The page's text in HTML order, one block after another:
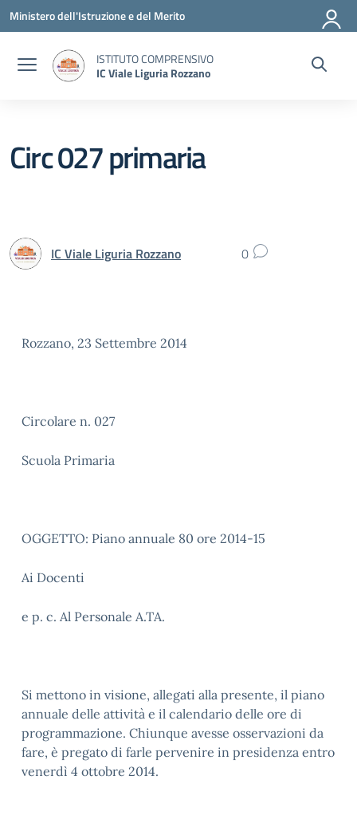
Vai ai contenuti
Vai al menu di navigazione
Vai al footer
Ministero dell'Istruzione e del Merito
ISTITUTO COMPRENSIVO
IC Viale Liguria Rozzano
Circ 027 primaria
IC Viale Liguria Rozzano 0
Rozzano, 23 Settembre 2014
Circolare n. 027
Scuola Primaria
OGGETTO: Piano annuale 80 ore 2014-15
Ai Docenti
e p. c. Al Personale A.TA.
Si mettono in visione, allegati alla presente, il piano
annuale delle attività e il calendario delle ore di
programmazione. Chiunque avesse osservazioni da
fare, è pregato di farle pervenire in presidenza entro
venerdì 4 ottobre 2014.